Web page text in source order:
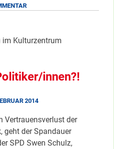
ZU
INKLUSION
Kulturzentrum
innen?!
2014
Vertrauensverlust der
geht der Spandauer
SPD Swen Schulz,